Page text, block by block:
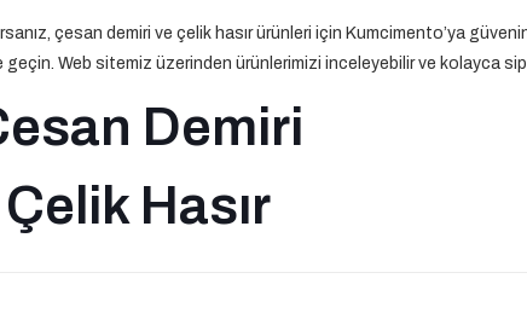
çesan demiri ve çelik hasır ürünleri için Kumcimento’ya
Web sitemiz üzerinden ürünlerimizi inceleyebilir ve kolayca
Demiri
Çelik Hasır